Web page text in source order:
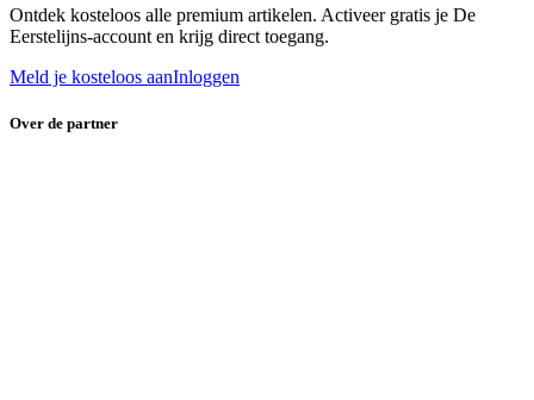
Ontdek kosteloos alle premium artikelen. Activeer gratis je De
Eerstelijns-account en krijg direct toegang.
Meld je kosteloos aanInloggen
Over de partner